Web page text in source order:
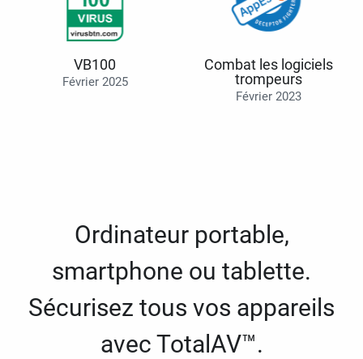
VB100
Février 2025
Combat les logiciels
trompeurs
Février 2023
Ordinateur portable,
smartphone ou tablette.
Sécurisez tous vos appareils
avec TotalAV™.